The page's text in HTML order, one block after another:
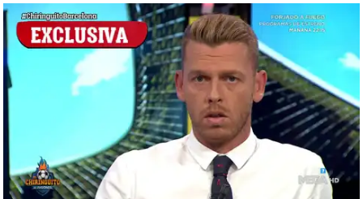
Publicado:01 de octubre de 2018, 02:06